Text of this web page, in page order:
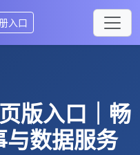
入口
版入口｜畅
数据服务